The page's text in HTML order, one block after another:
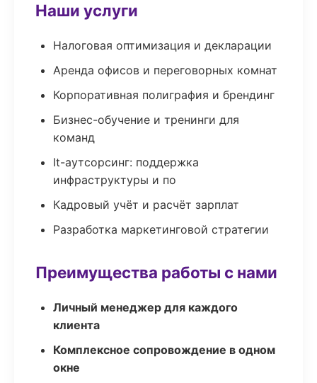
Наши услуги
Налоговая оптимизация и декларации
Аренда офисов и переговорных комнат
Корпоративная полиграфия и брендинг
Бизнес-обучение и тренинги для
команд
It-аутсорсинг: поддержка
инфраструктуры и по
Кадровый учёт и расчёт зарплат
Разработка маркетинговой стратегии
Преимущества работы с нами
Личный менеджер для каждого
клиента
Комплексное сопровождение в одном
окне